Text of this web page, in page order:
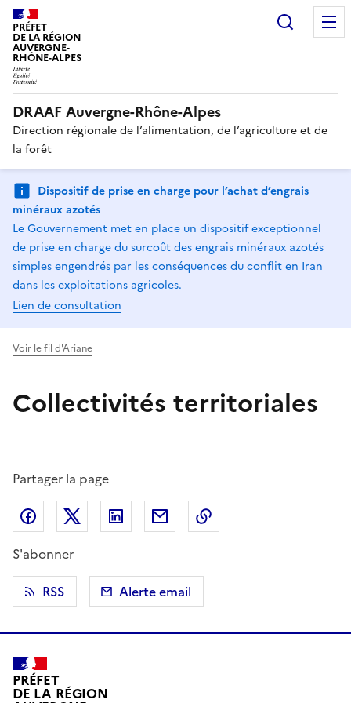
PRÉFET
DE LA RÉGION
AUVERGNE-
RHÔNE-ALPES
DRAAF Auvergne-Rhône-Alpes
Direction régionale de l’alimentation, de l’agriculture et de
la forêt
Dispositif de prise en charge pour l’achat d’engrais
minéraux azotés
Le Gouvernement met en place un dispositif exceptionnel
de prise en charge du surcoût des engrais minéraux azotés
simples engendrés par les conséquences du conflit en Iran
dans les exploitations agricoles.
Lien de consultation
Voir le fil d'Ariane
Collectivités territoriales
Partager la page
Partager sur Facebook
Partager sur X (anciennement Twitter)
Partager sur LinkedIn
Partager par email
S'abonner
RSS
Alerte email
PRÉFET
DE LA RÉGION